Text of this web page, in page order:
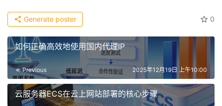
0
Generate poster
如何正确高效地使用国内代理IP
Previous 2025年12月19日 上午10:00
云服务器ECS在云上网站部署的核心步骤